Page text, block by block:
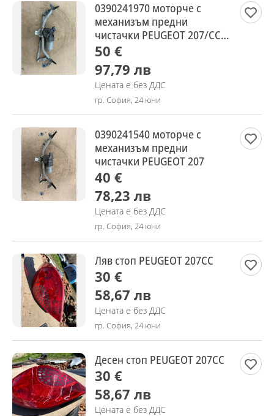
0390241970 моторче с
механизъм предни
чистачки PEUGEOT 207/CC
2009-2015г, BOSCH
3397020877
50 €
97,79 лв
Цената е без ДДС
гр. София, 24 юни
0390241540 моторче с
механизъм предни
чистачки PEUGEOT 207
40 €
78,23 лв
Цената е без ДДС
гр. София, 24 юни
Ляв стоп PEUGEOT 207CC
30 €
58,67 лв
Цената е без ДДС
гр. София, 24 юни
Десен стоп PEUGEOT 207CC
30 €
58,67 лв
Цената е без ДДС